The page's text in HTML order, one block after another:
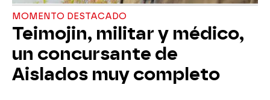
MOMENTO DESTACADO
Teimojin, militar y médico,
un concursante de
Aislados muy completo